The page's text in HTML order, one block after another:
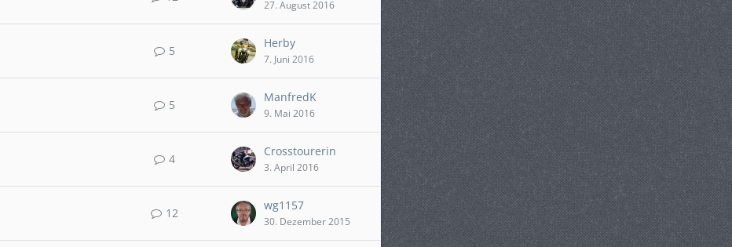
27. August 2016
5
Herby
7. Juni 2016
5
ManfredK
9. Mai 2016
4
Crosstourerin
3. April 2016
12
wg1157
30. Dezember 2015